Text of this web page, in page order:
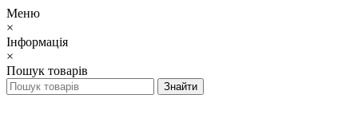
Меню
×
Інформація
×
Пошук товарів